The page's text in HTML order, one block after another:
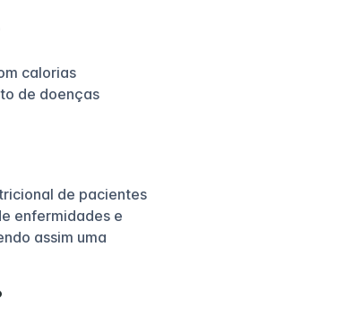
calorias
de doenças
de pacientes
enfermidades e
assim uma